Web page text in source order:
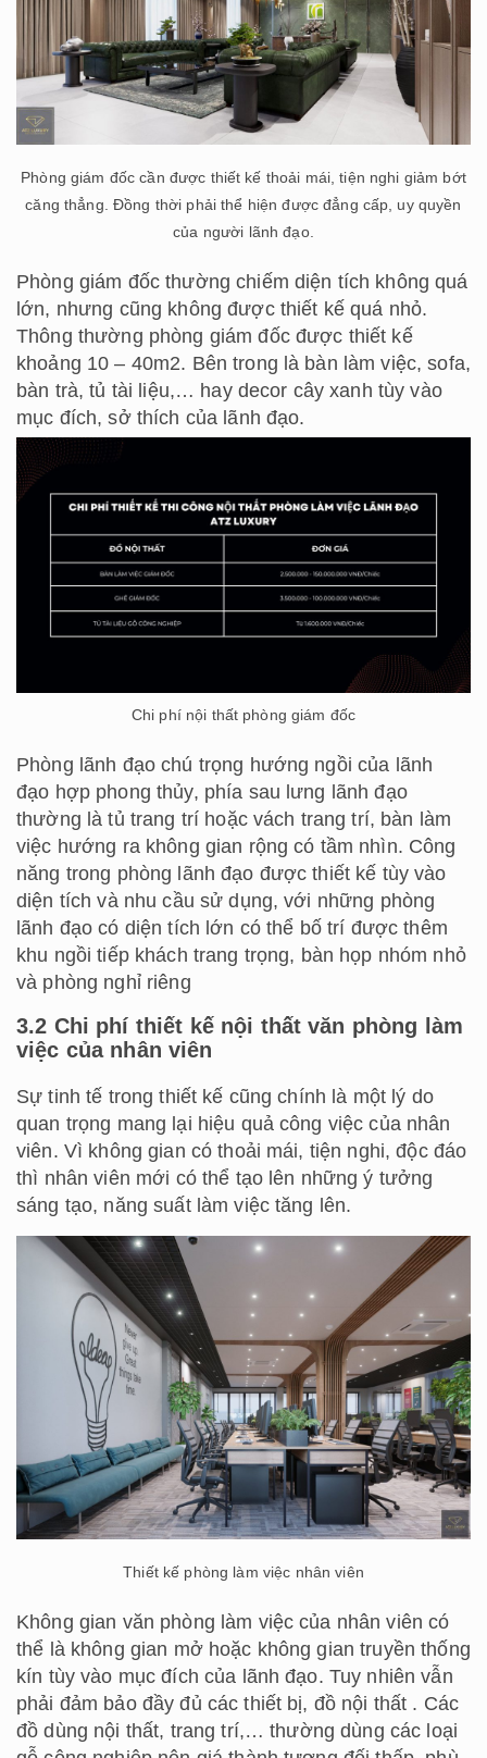
Phòng giám đốc cần được thiết kế thoải mái, tiện nghi giảm bớt
căng thẳng. Đồng thời phải thể hiện được đẳng cấp, uy quyền
của người lãnh đạo.
Phòng giám đốc thường chiếm diện tích không quá
lớn, nhưng cũng không được thiết kế quá nhỏ.
Thông thường phòng giám đốc được thiết kế
khoảng 10 – 40m2. Bên trong là bàn làm việc, sofa,
bàn trà, tủ tài liệu,… hay decor cây xanh tùy vào
mục đích, sở thích của lãnh đạo.
Chi phí nội thất phòng giám đốc
Phòng lãnh đạo chú trọng hướng ngồi của lãnh
đạo hợp phong thủy, phía sau lưng lãnh đạo
thường là tủ trang trí hoặc vách trang trí, bàn làm
việc hướng ra không gian rộng có tầm nhìn. Công
năng trong phòng lãnh đạo được thiết kế tùy vào
diện tích và nhu cầu sử dụng, với những phòng
lãnh đạo có diện tích lớn có thể bố trí được thêm
khu ngồi tiếp khách trang trọng, bàn họp nhóm nhỏ
và phòng nghỉ riêng
3.2 Chi phí thiết kế nội thất văn phòng làm
việc của nhân viên
Sự tinh tế trong thiết kế cũng chính là một lý do
quan trọng mang lại hiệu quả công việc của nhân
viên. Vì không gian có thoải mái, tiện nghi, độc đáo
thì nhân viên mới có thể tạo lên những ý tưởng
sáng tạo, năng suất làm việc tăng lên.
Thiết kế phòng làm việc nhân viên
Không gian văn phòng làm việc của nhân viên có
thể là không gian mở hoặc không gian truyền thống
kín tùy vào mục đích của lãnh đạo. Tuy nhiên vẫn
phải đảm bảo đầy đủ các thiết bị, đồ nội thất . Các
đồ dùng nội thất, trang trí,… thường dùng các loại